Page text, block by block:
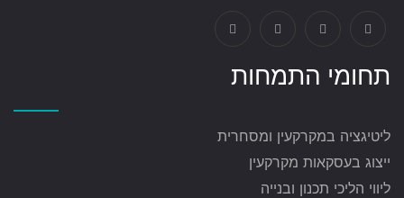
תחומי התמחות
ליטיגציה במקרקעין ומסחרית
ייצוג בעסקאות מקרקעין
ליווי הליכי תכנון ובנייה